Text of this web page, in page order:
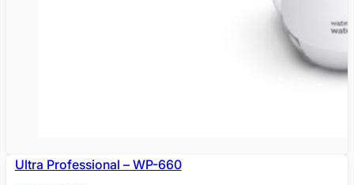
Ultra Professional – WP-660